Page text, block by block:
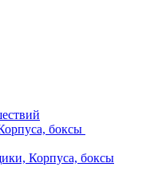
боксы
Корпуса, боксы